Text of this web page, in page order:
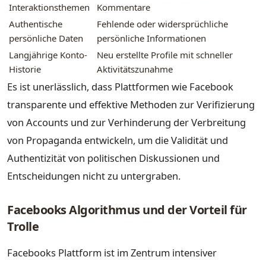
Interaktionsthemen
Kommentare
Authentische
persönliche Daten
Fehlende oder widersprüchliche
persönliche Informationen
Langjährige Konto-
Historie
Neu erstellte Profile mit schneller
Aktivitätszunahme
Es ist unerlässlich, dass Plattformen wie Facebook
transparente und effektive Methoden zur Verifizierung
von Accounts und zur Verhinderung der Verbreitung
von Propaganda entwickeln, um die Validität und
Authentizität von politischen Diskussionen und
Entscheidungen nicht zu untergraben.
Facebooks Algorithmus und der Vorteil für
Trolle
Facebooks Plattform ist im Zentrum intensiver